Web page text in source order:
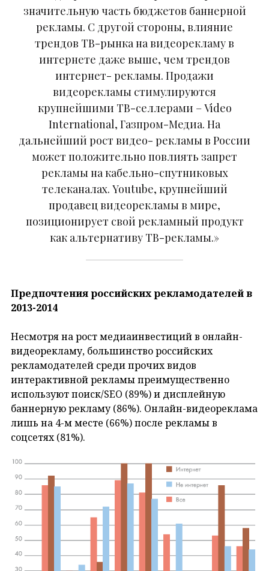
значительную часть бюджетов баннерной
рекламы. С другой стороны, влияние
трендов ТВ-рынка на видеорекламу в
интернете даже выше, чем трендов
интернет- рекламы. Продажи
видеорекламы стимулируются
крупнейшими ТВ-селлерами – Video
International, Газпром-Медиа. На
дальнейший рост видео- рекламы в России
может положительно повлиять запрет
рекламы на кабельно-спутниковых
телеканалах. Youtube, крупнейший
продавец видеорекламы в мире,
позиционирует свой рекламный продукт
как альтернативу ТВ-рекламы.»
Предпочтения российских рекламодателей в
2013-2014
Несмотря на рост медиаинвестиций в онлайн-
видеорекламу, большинство российских
рекламодателей среди прочих видов
интерактивной рекламы преимущественно
используют поиск/SEO (89%) и дисплейную
баннерную рекламу (86%). Онлайн-видеореклама
лишь на 4-м месте (66%) после рекламы в
соцсетях (81%).